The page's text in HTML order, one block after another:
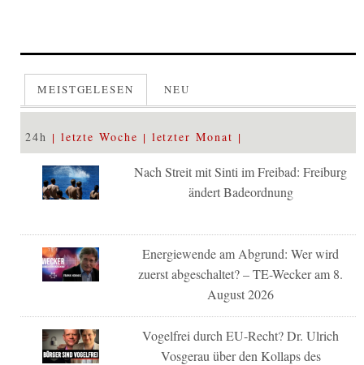
MEISTGELESEN NEU
24h letzte Woche letzter Monat
Nach Streit mit Sinti im Freibad: Freiburg
ändert Badeordnung
Energiewende am Abgrund: Wer wird
zuerst abgeschaltet? – TE-Wecker am 8.
August 2026
Vogelfrei durch EU-Recht? Dr. Ulrich
Vosgerau über den Kollaps des